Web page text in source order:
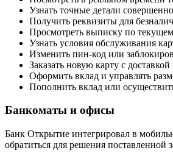
Узнать точные детали
Получить реквизиты для
Просмотреть выписку по
Узнать условия обслуживания
Изменить пин-код или
Заказать новую карту с
Оформить вклад и управлять
Пополнить вклад или
Банкоматы и офисы
Банк Открытие интегрировал в
обратиться для решения поставленной